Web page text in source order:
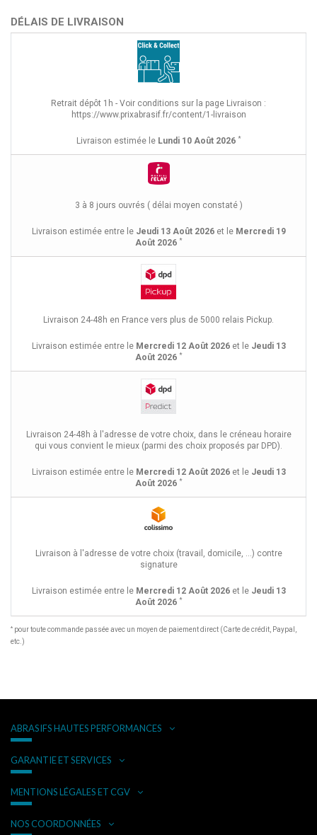
DÉLAIS DE LIVRAISON
Retrait dépôt 1h - Voir conditions sur la page Livraison :
https://www.prixabrasif.fr/content/1-livraison
Livraison estimée le Lundi 10 Août 2026 *
3 à 8 jours ouvrés ( délai moyen constaté )
Livraison estimée entre le Jeudi 13 Août 2026et le Mercredi 19
Août 2026 *
Livraison 24-48h en France vers plus de 5000 relais Pickup.
Livraison estimée entre le Mercredi 12 Août 2026et le Jeudi 13
Août 2026 *
Livraison 24-48h à l'adresse de votre choix, dans le créneau horaire
qui vous convient le mieux (parmi des choix proposés par DPD).
Livraison estimée entre le Mercredi 12 Août 2026et le Jeudi 13
Août 2026 *
Livraison à l'adresse de votre choix (travail, domicile, ...) contre
signature
Livraison estimée entre le Mercredi 12 Août 2026et le Jeudi 13
Août 2026 *
* pour toute commande passée avec un moyen de paiement direct (Carte de crédit, Paypal,
etc.)
ABRASIFS HAUTES PERFORMANCES
GARANTIE ET SERVICES
MENTIONS LÉGALES ET CGV
NOS COORDONNÉES